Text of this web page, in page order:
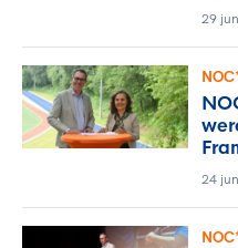
29
24